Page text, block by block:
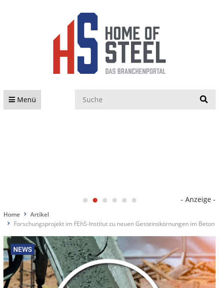
Menü
- Anzeige -
Home
Artikel
Forschungsprojekt im FEhS-Institut zu neuen Gesteinskörnungen im Beton
NEWS